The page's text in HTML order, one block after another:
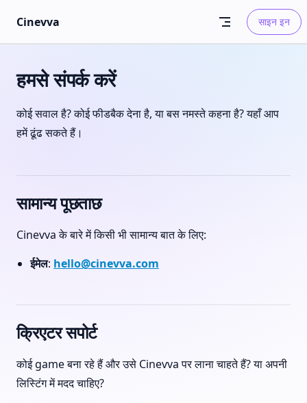
Skip to content
Cinevva साइन इन
हमसे संपर्क करें
कोई सवाल है? कोई फीडबैक देना है, या बस नमस्ते कहना है? यहाँ आप
हमें ढूंढ सकते हैं।
सामान्य पूछताछ
Cinevva के बारे में किसी भी सामान्य बात के लिए:
ईमेल: hello@cinevva.com
क्रिएटर सपोर्ट
कोई game बना रहे हैं और उसे Cinevva पर लाना चाहते हैं? या अपनी
लिस्टिंग में मदद चाहिए?